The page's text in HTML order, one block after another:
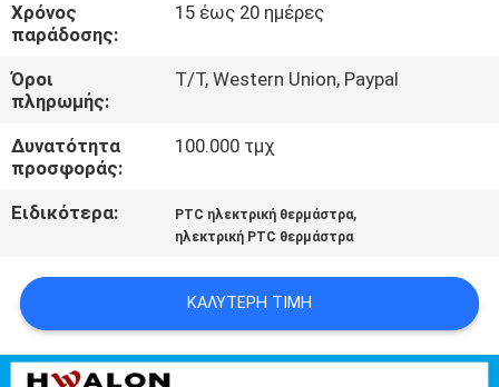
ΕΙΔΉΣΕΙΣ
ΖΗΤΉΣΤΕ
ΜΙΑ
ΠΡΟΣΦΟΡΆ
ΠΟΛΙΤΙΚΉ
ΜΥΣΤΙΚΌΤΗΤΑΣ
Χρόνος
παράδοσης:
15 έως 20 ημέρες
Όροι
πληρωμής:
T/T, Western Union, Paypal
Δυνατότητα
προσφοράς:
100.000 τμχ
Ειδικότερα: PTC ηλεκτρική θερμάστρα,
ηλεκτρική PTC θερμάστρα
ΚΑΛΎΤΕΡΗ ΤΙΜΉ